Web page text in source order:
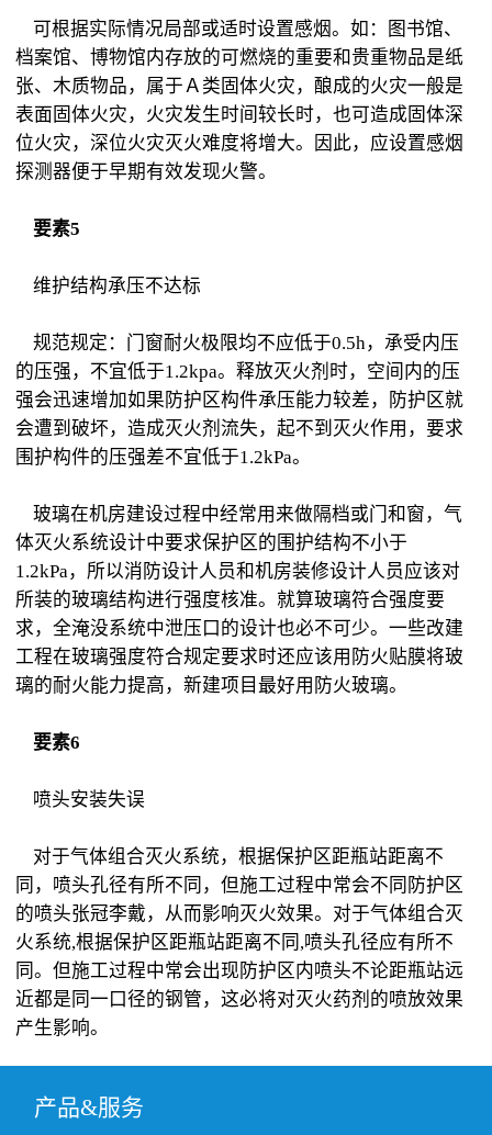
可根据实际情况局部或适时设置感烟。如：图书馆、
档案馆、博物馆内存放的可燃烧的重要和贵重物品是纸
张、木质物品，属于Ａ类固体火灾，酿成的火灾一般是
表面固体火灾，火灾发生时间较长时，也可造成固体深
位火灾，深位火灾灭火难度将增大。因此，应设置感烟
探测器便于早期有效发现火警。
要素5
维护结构承压不达标
规范规定：门窗耐火极限均不应低于0.5h，承受内压
的压强，不宜低于1.2kpa。释放灭火剂时，空间内的压
强会迅速增加如果防护区构件承压能力较差，防护区就
会遭到破坏，造成灭火剂流失，起不到灭火作用，要求
围护构件的压强差不宜低于1.2kPa。
玻璃在机房建设过程中经常用来做隔档或门和窗，气
体灭火系统设计中要求保护区的围护结构不小于
1.2kPa，所以消防设计人员和机房装修设计人员应该对
所装的玻璃结构进行强度核准。就算玻璃符合强度要
求，全淹没系统中泄压口的设计也必不可少。一些改建
工程在玻璃强度符合规定要求时还应该用防火贴膜将玻
璃的耐火能力提高，新建项目最好用防火玻璃。
要素6
喷头安装失误
对于气体组合灭火系统，根据保护区距瓶站距离不
同，喷头孔径有所不同，但施工过程中常会不同防护区
的喷头张冠李戴，从而影响灭火效果。对于气体组合灭
火系统,根据保护区距瓶站距离不同,喷头孔径应有所不
同。但施工过程中常会出现防护区内喷头不论距瓶站远
近都是同一口径的钢管，这必将对灭火药剂的喷放效果
产生影响。
产品&服务